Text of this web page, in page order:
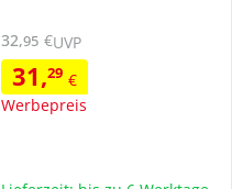
31,29 €
Werbepreis
32,95 €UVP